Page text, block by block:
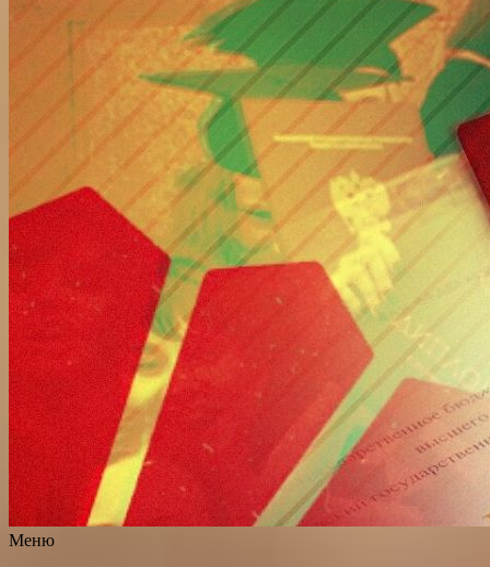
Меню